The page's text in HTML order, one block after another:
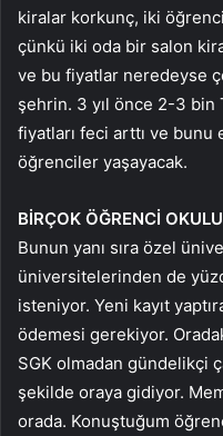
kiralar korkunç, iki
çünkü iki oda bir salon
ve bu fiyatlar neredeyse
şehrin. 3 yıl önce 2-3
fiyatları feci arttı ve bunu
öğrenciler yaşayacak.
BİRÇOK ÖĞRENCİ
Bunun yanı sıra özel
üniversitelerinden de
isteniyor. Yeni kayıt
ödemesi gerekiyor.
SGK olmadan gündelikçi
şekilde oraya gidiyor.
orada. Konuştuğum